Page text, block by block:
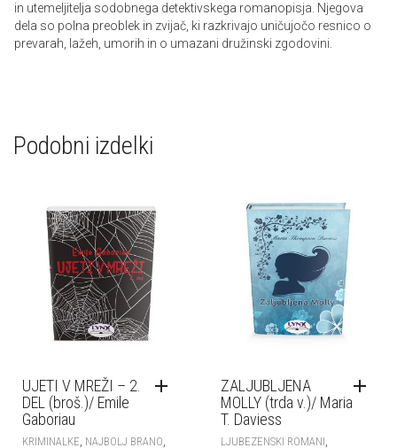
in utemeljitelja sodobnega detektivskega romanopisja. Njegova
dela so polna preoblek in zvijač, ki razkrivajo uničujočo resnico o
prevarah, lažeh, umorih in o umazani družinski zgodovini.
Podobni izdelki
UJETI V MREŽI – 2.
DEL (broš.)/ Emile
Gaboriau
KRIMINALKE NAJBOLJ BRANO
ZALJUBLJENA
MOLLY (trda v.)/ Maria
T. Daviess
LJUBEZENSKI ROMANI